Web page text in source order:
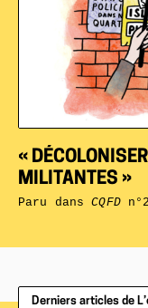
«
MILITANTES »
Paru dansCQFD
Derniers articles de